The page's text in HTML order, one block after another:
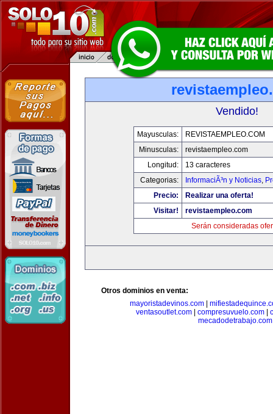
Vendido!
Mayusculas:
REVISTAEMPLEO.COM
Minusculas:
revistaempleo.com
Longitud:
13 caracteres
Categorias:
InformaciÃ³n y Noticias,
Precio:
Realizar una oferta!
Visitar!
revistaempleo.com
Serán consideradas
Otros dominios en venta:
mayoristadevinos.com
ventasoutlet.com
compresuvuelo.com
mecadodetrabajo.com